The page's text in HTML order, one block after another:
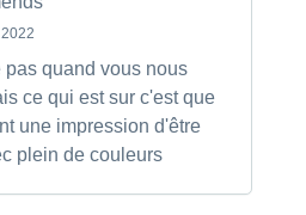
quand vous nous
ce qui est sur c'est que
une impression d'être
plein de couleurs